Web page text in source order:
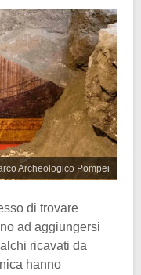
Archeologico Pompei
di trovare
ad aggiungersi
ricavati da
hanno